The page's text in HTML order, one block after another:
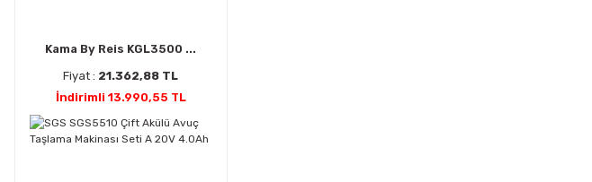
Kama By Reis KGL3500 ...
Fiyat : 21.362,88 TL
İndirimli 13.990,55 TL